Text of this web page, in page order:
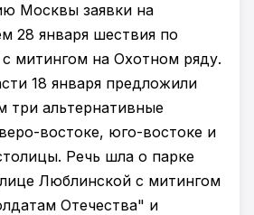
Москвы заявки на
28 января шествия по
митингом на Охотном ряду.
18 января предложили
три альтернативные
востоке, юго-востоке и
Речь шла о парке
Люблинской с митингом
Отечества" и